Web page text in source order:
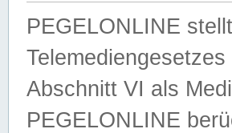
PEGELONLINE
Abschnitt VI als
PEGELONLINE